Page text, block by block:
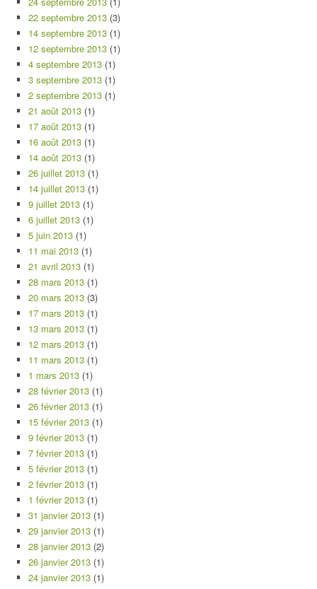
22 septembre 2013 (3)
14 septembre 2013 (1)
12 septembre 2013 (1)
4 septembre 2013 (1)
3 septembre 2013 (1)
2 septembre 2013 (1)
21 août 2013 (1)
17 août 2013 (1)
16 août 2013 (1)
14 août 2013 (1)
26 juillet 2013 (1)
14 juillet 2013 (1)
9 juillet 2013 (1)
6 juillet 2013 (1)
5 juin 2013 (1)
11 mai 2013 (1)
21 avril 2013 (1)
28 mars 2013 (1)
20 mars 2013 (3)
17 mars 2013 (1)
13 mars 2013 (1)
12 mars 2013 (1)
11 mars 2013 (1)
1 mars 2013 (1)
28 février 2013 (1)
26 février 2013 (1)
15 février 2013 (1)
9 février 2013 (1)
7 février 2013 (1)
5 février 2013 (1)
2 février 2013 (1)
1 février 2013 (1)
31 janvier 2013 (1)
29 janvier 2013 (1)
28 janvier 2013 (2)
26 janvier 2013 (1)
24 janvier 2013 (1)